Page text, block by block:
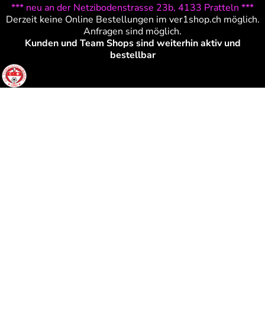
*** neu an der Netzibodenstrasse 23b, 4133 Pratteln ***
Derzeit keine Online Bestellungen im ver1shop.ch möglich.
Anfragen sind möglich.
Kunden und Team Shops sind weiterhin aktiv und
bestellbar